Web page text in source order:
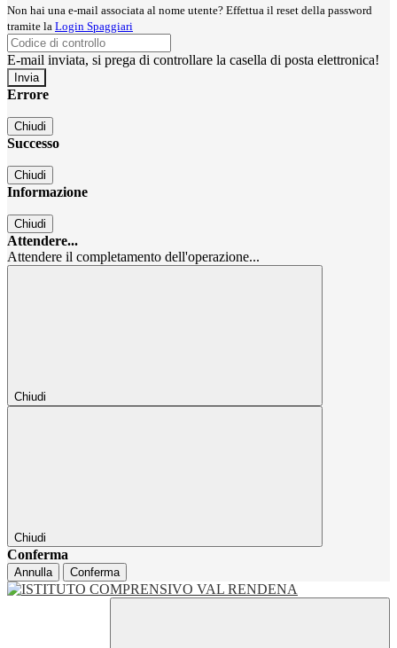
Non hai una e-mail associata al nome utente? Effettua il reset della password
tramite la Login Spaggiari
E-mail inviata, si prega di controllare la casella di posta elettronica!
Errore
Chiudi
Successo
Chiudi
Informazione
Chiudi
Attendere...
Attendere il completamento dell'operazione...
Chiudi
Chiudi
Conferma
Annulla Conferma